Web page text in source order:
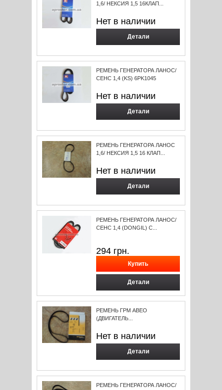
1,6/ НЕКСИЯ 1,5 16КЛАП...
Нет в наличии
Детали
РЕМЕНЬ ГЕНЕРАТОРА ЛАНОС/
СЕНС 1,4 (KS) 6PK1045
Нет в наличии
Детали
РЕМЕНЬ ГЕНЕРАТОРА ЛАНОС
1,6/ НЕКСИЯ 1,5 16 КЛАП...
Нет в наличии
Детали
РЕМЕНЬ ГЕНЕРАТОРА ЛАНОС/
СЕНС 1,4 (DONGIL) С...
294 грн.
Детали
РЕМЕНЬ ГРМ АВЕО
(ДВИГАТЕЛЬ...
Нет в наличии
Детали
РЕМЕНЬ ГЕНЕРАТОРА ЛАНОС/